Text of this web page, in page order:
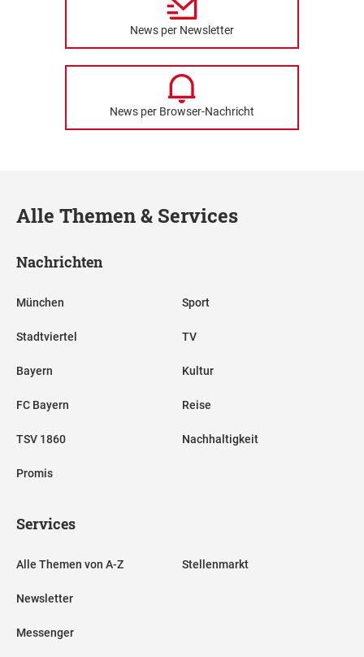
News per Newsletter
News per Browser-Nachricht
Alle Themen & Services
Nachrichten
München
Stadtviertel
Bayern
FC Bayern
TSV 1860
Promis
Sport
TV
Kultur
Reise
Nachhaltigkeit
Services
Alle Themen von A-Z
Newsletter
Messenger
Stellenmarkt